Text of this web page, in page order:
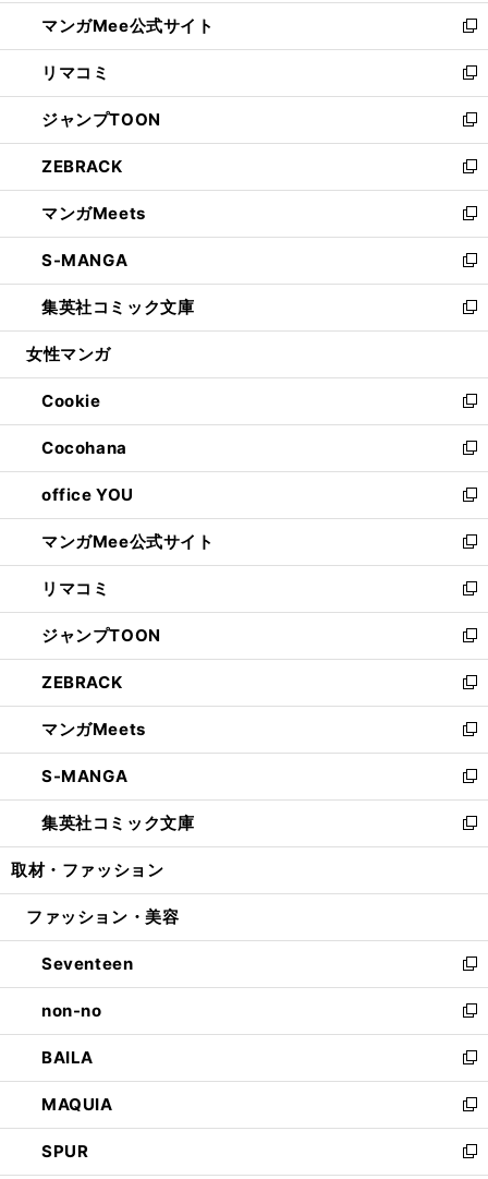
く
ン
ド
ウ
で
開
く
ウ
ィ
ン
ド
ウ
で
開
く
し
い
ウ
ィ
ン
ド
ウ
で
開
く
マンガMee公式サイト
新
し
い
ウ
ィ
ン
ド
ウ
で
開
く
リマコミ
新
し
い
ウ
ィ
ン
ド
ウ
で
開
く
ジャンプTOON
新
し
い
ウ
ィ
ン
ド
ウ
で
開
ZEBRACK
新
し
い
ウ
ィ
ン
ド
ウ
開
く
マンガMeets
新
し
い
ウ
ィ
ン
ウ
で
開
く
S-MANGA
新
し
い
ウ
ン
ド
ウ
で
開
く
集英社コミック文庫
新
し
ウ
ィ
ン
ド
ウ
で
開
く
女性マンガ
Cookie
新
し
い
ウ
ィ
ン
ド
ウ
で
開
く
Cocohana
新
し
い
ウ
ィ
ン
ド
ウ
で
開
く
office YOU
新
し
い
ウ
ィ
ン
ド
ウ
で
開
く
マンガMee公式サイト
新
し
い
ウ
ィ
ン
ド
ウ
で
開
く
リマコミ
新
し
い
ウ
ィ
ン
ド
ウ
で
開
く
ジャンプTOON
新
し
い
ウ
ィ
ン
ド
ウ
で
開
ZEBRACK
新
し
い
ウ
ィ
ン
ド
ウ
開
マンガMeets
新
し
い
ウ
ィ
ン
ウ
開
く
S-MANGA
新
し
い
ウ
ン
ウ
で
開
く
集英社コミック文庫
新
し
ウ
ン
ド
ウ
で
開
く
取材・ファッション
ファッション・美容
Seventeen
新
し
い
ウ
ィ
ン
ド
ウ
で
開
non-no
新
し
い
ウ
ィ
ン
ド
BAILA
新
し
い
ウ
ィ
MAQUIA
新
し
い
SPUR
新